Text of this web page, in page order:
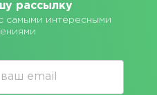
рассылку
самыми интересными